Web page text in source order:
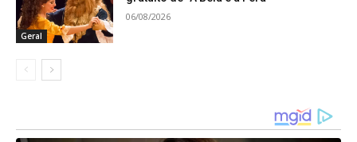
Geral
06/08/2026